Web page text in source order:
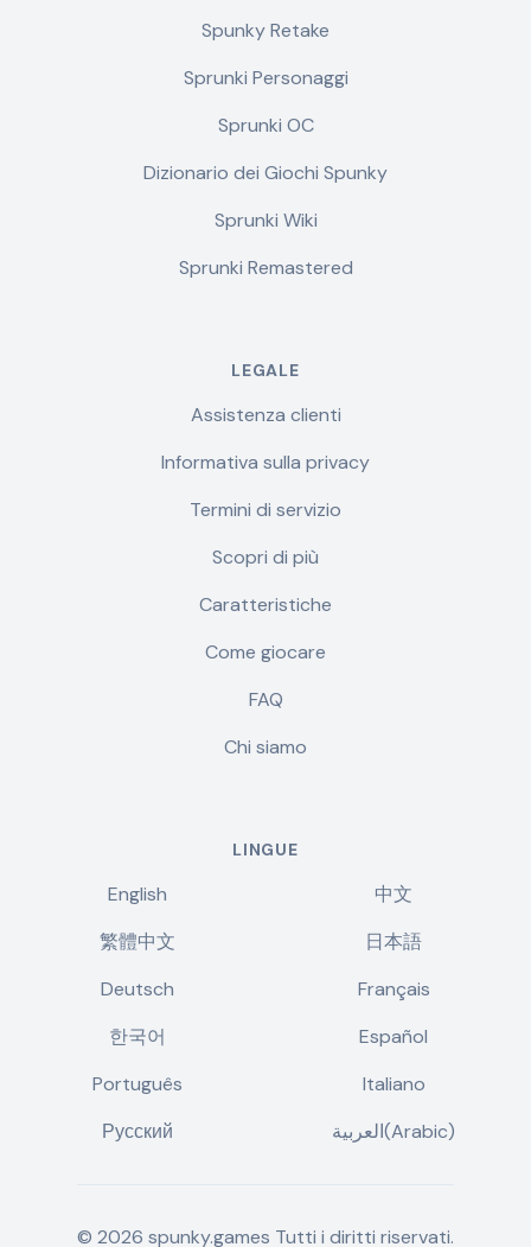
Spunky Retake
Sprunki Personaggi
Sprunki OC
Dizionario dei Giochi Spunky
Sprunki Wiki
Sprunki Remastered
LEGALE
Assistenza clienti
Informativa sulla privacy
Termini di servizio
Scopri di più
Caratteristiche
Come giocare
FAQ
Chi siamo
LINGUE
English
中文
繁體中文
日本語
Deutsch
Français
한국어
Español
Português
Italiano
Русский
العربية(Arabic)
© 2026 spunky.games Tutti i diritti riservati.